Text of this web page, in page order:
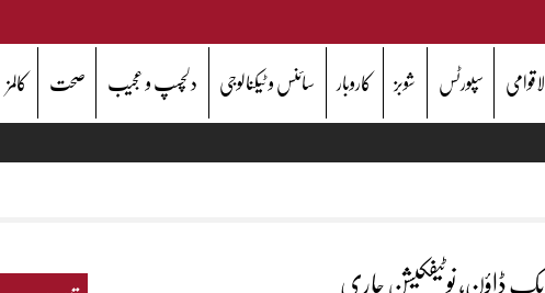
سپورٹس شوبز کاروبار سائنس و ٹیکنالوجی دلچسپ و عجیب صحت کالمز